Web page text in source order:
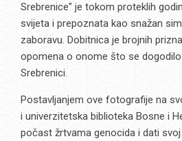
Srebrenice” je tokom proteklih
svijeta i prepoznata kao snažan
zaboravu. Dobitnica je brojnih
opomena o onome što se dogodilo
Srebrenici.
Postavljanjem ove fotografije na
i univerzitetska biblioteka Bosne i
počast žrtvama genocida i dati